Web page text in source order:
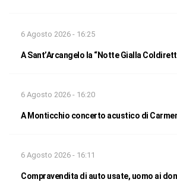
6 Agosto 2026 - 16:25
A Sant’Arcangelo la “Notte Gialla
6 Agosto 2026 - 16:20
A Monticchio concerto acustico di
6 Agosto 2026 - 16:11
Compravendita di auto usate, uomo ai